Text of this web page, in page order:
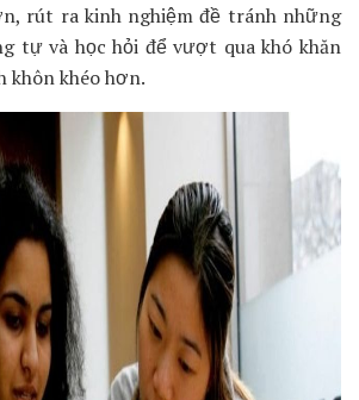
rút ra kinh nghiệm đề tránh những
tự và học hỏi để vượt qua khó khăn
khôn khéo hơn.